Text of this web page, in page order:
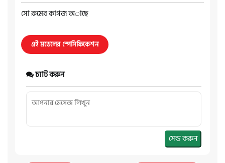
সো রুমের কাগজ অাছে
এই মডেলের স্পেসিফিকেশন
চ্যাট করুন
সেন্ড করুন